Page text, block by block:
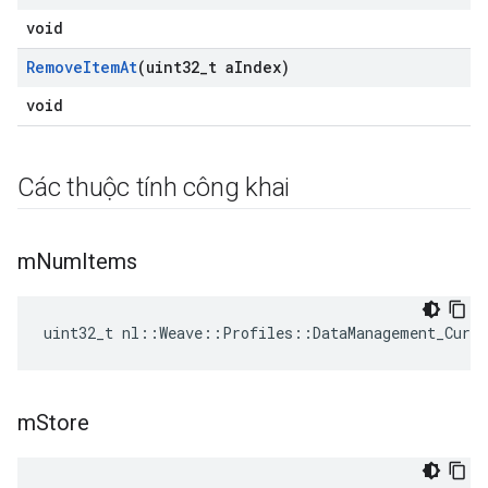
void
RemoveItemAt(uint32 t aIndex)
void
Các thuộc tính công khai
mNumItems
uint32_t
mStore